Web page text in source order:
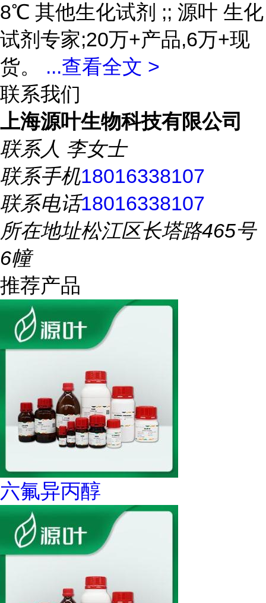
8℃ 其他生化试剂 ;; 源叶 生化
试剂专家;20万+产品,6万+现
货。 ...查看全文 >
联系我们
上海源叶生物科技有限公司
联系人 李女士
联系手机18016338107
联系电话18016338107
所在地址松江区长塔路465号
6幢
推荐产品
六氟异丙醇